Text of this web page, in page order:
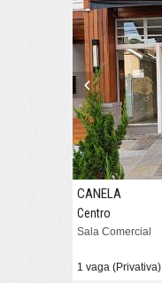
CANELA
Centro
Sala Comercial
1 vaga (Privativa)